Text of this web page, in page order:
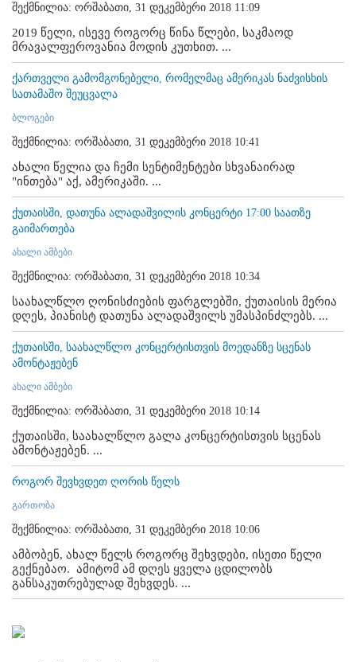
შექმნილია: ორშაბათი, 31 დეკემბერი 2018 11:09
2019 წელი, ისევე როგორც წინა წლები, საკმაოდ
მრავალფეროვანია მოდის კუთხით. ...
ქართველი გამომგონებელი, რომელმაც ამერიკას ნაძვისხის
სათამაშო შეუცვალა
ბლოგები
შექმნილია: ორშაბათი, 31 დეკემბერი 2018 10:41
ახალი წელია და ჩემი სენტიმენტები სხვანაირად
"ინთება" აქ, ამერიკაში. ...
ქუთაისში, დათუნა ალადაშვილის კონცერტი 17:00 საათზე
გაიმართება
ახალი ამბები
შექმნილია: ორშაბათი, 31 დეკემბერი 2018 10:34
საახალწლო ღონისძიების ფარგლებში, ქუთაისის მერია
დღეს, პიანისტ დათუნა ალადაშვილს უმასპინძლებს. ...
ქუთაისში, საახალწლო კონცერტისთვის მოედანზე სცენას
ამონტაჟებენ
ახალი ამბები
შექმნილია: ორშაბათი, 31 დეკემბერი 2018 10:14
ქუთაისში, საახალწლო გალა კონცერტისთვის სცენას
ამონტაჟებენ. ...
როგორ შევხვდეთ ღორის წელს
გართობა
შექმნილია: ორშაბათი, 31 დეკემბერი 2018 10:06
ამბობენ, ახალ წელს როგორც შეხვდები, ისეთი წელი
გექნებაო. ამიტომ ამ დღეს ყველა ცდილობს
განსაკუთრებულად შეხვდეს. ...